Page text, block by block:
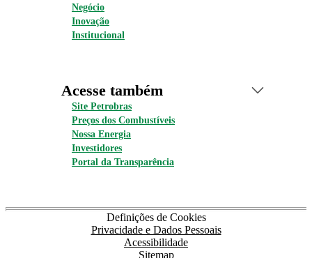
Negócio
Inovação
Institucional
Acesse também
Site Petrobras
Preços dos Combustíveis
Nossa Energia
Investidores
Portal da Transparência
Definições de Cookies
Privacidade e Dados Pessoais
Acessibilidade
Sitemap